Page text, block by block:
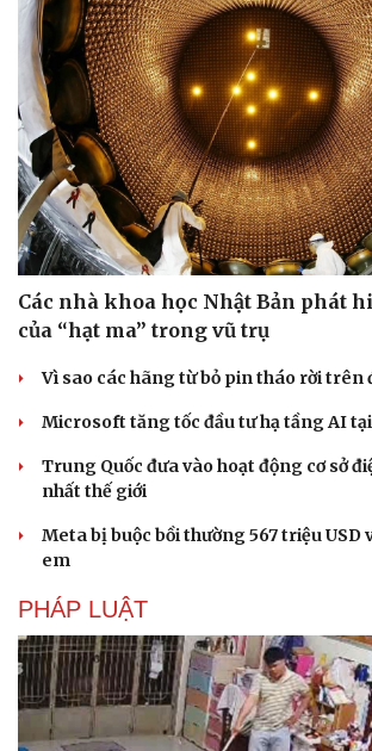
Văn hóa
Sân khấu - Điện ảnh
Văn học
Di sản
Giải trí
Nghệ sĩ
Thời trang
Các nhà khoa học Nhật Bản phát
của “hạt ma” trong vũ trụ
Vì sao các hãng từ bỏ pin tháo rời trên
Microsoft tăng tốc đầu tư hạ tầng AI
Trung Quốc đưa vào hoạt động cơ sở
nhất thế giới
Meta bị buộc bồi thường 567 triệu USD
em
PHÁP LUẬT